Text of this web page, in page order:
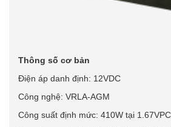
Thông số cơ bản
Điện áp danh định: 12VDC
Công nghệ: VRLA-AGM
Công suất định mức: 410W tại